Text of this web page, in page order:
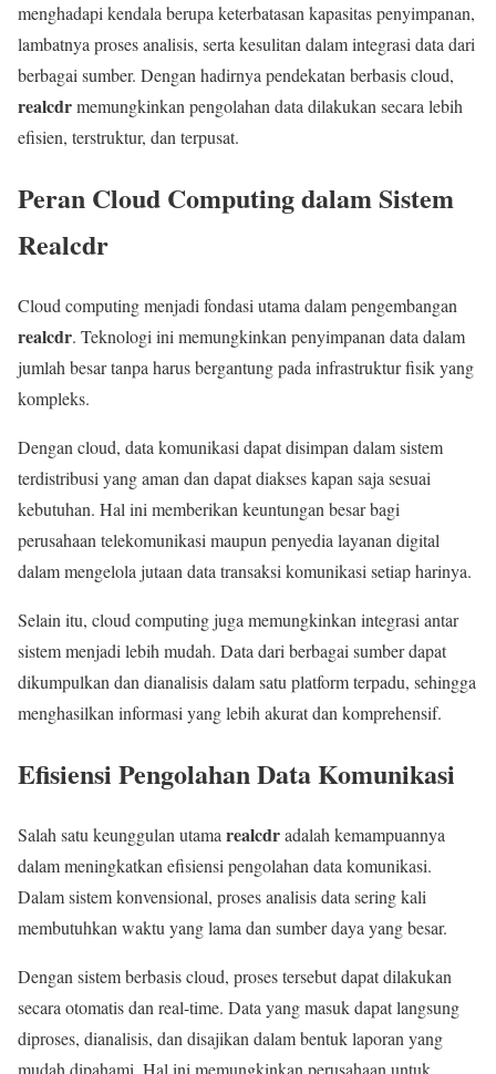
menghadapi kendala berupa keterbatasan kapasitas penyimpanan,
lambatnya proses analisis, serta kesulitan dalam integrasi data dari
berbagai sumber. Dengan hadirnya pendekatan berbasis cloud,
realcdrmemungkinkan pengolahan data dilakukan secara lebih
efisien, terstruktur, dan terpusat.
Peran Cloud Computing dalam Sistem
Realcdr
Cloud computing menjadi fondasi utama dalam pengembangan
realcdr. Teknologi ini memungkinkan penyimpanan data dalam
jumlah besar tanpa harus bergantung pada infrastruktur fisik yang
kompleks.
Dengan cloud, data komunikasi dapat disimpan dalam sistem
terdistribusi yang aman dan dapat diakses kapan saja sesuai
kebutuhan. Hal ini memberikan keuntungan besar bagi
perusahaan telekomunikasi maupun penyedia layanan digital
dalam mengelola jutaan data transaksi komunikasi setiap harinya.
Selain itu, cloud computing juga memungkinkan integrasi antar
sistem menjadi lebih mudah. Data dari berbagai sumber dapat
dikumpulkan dan dianalisis dalam satu platform terpadu, sehingga
menghasilkan informasi yang lebih akurat dan komprehensif.
Efisiensi Pengolahan Data Komunikasi
Salah satu keunggulan utama realcdradalah kemampuannya
dalam meningkatkan efisiensi pengolahan data komunikasi.
Dalam sistem konvensional, proses analisis data sering kali
membutuhkan waktu yang lama dan sumber daya yang besar.
Dengan sistem berbasis cloud, proses tersebut dapat dilakukan
secara otomatis dan real-time. Data yang masuk dapat langsung
diproses, dianalisis, dan disajikan dalam bentuk laporan yang
mudah dipahami. Hal ini memungkinkan perusahaan untuk